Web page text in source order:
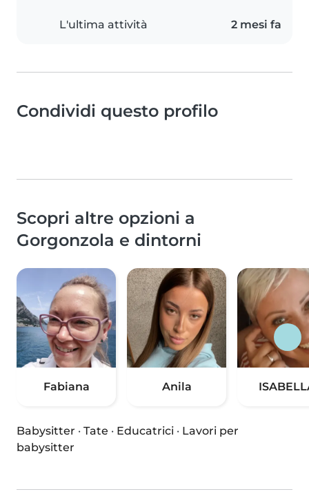
L'ultima attività 2 mesi fa
Condividi questo profilo
Scopri altre opzioni a
Gorgonzola e dintorni
Fabiana Anila
Babysitter · Tate · Educatrici · Lavori per
babysitter